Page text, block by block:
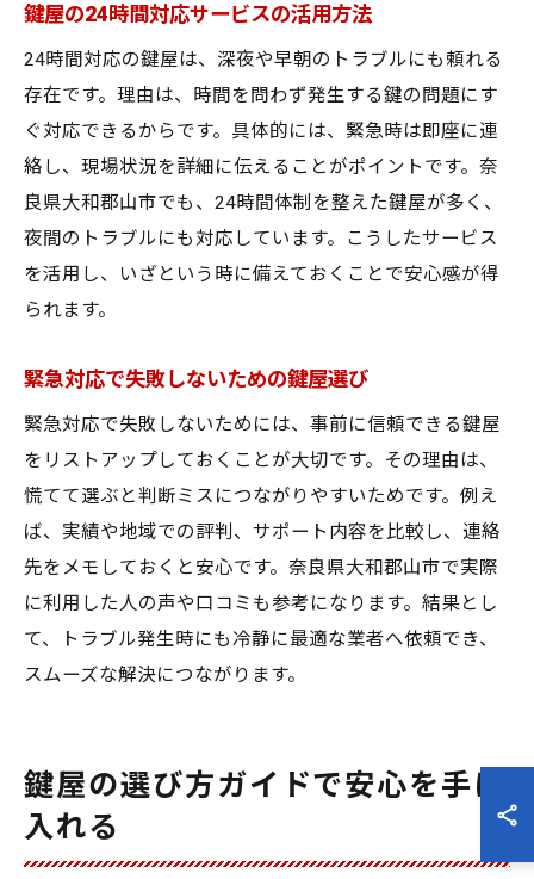
鍵屋の24時間対応サービスの活用方法
24時間対応の鍵屋は、深夜や早朝のトラブルにも頼れる
存在です。理由は、時間を問わず発生する鍵の問題にす
ぐ対応できるからです。具体的には、緊急時は即座に連
絡し、現場状況を詳細に伝えることがポイントです。奈
良県大和郡山市でも、24時間体制を整えた鍵屋が多く、
夜間のトラブルにも対応しています。こうしたサービス
を活用し、いざという時に備えておくことで安心感が得
られます。
緊急対応で失敗しないための鍵屋選び
緊急対応で失敗しないためには、事前に信頼できる鍵屋
をリストアップしておくことが大切です。その理由は、
慌てて選ぶと判断ミスにつながりやすいためです。例え
ば、実績や地域での評判、サポート内容を比較し、連絡
先をメモしておくと安心です。奈良県大和郡山市で実際
に利用した人の声や口コミも参考になります。結果とし
て、トラブル発生時にも冷静に最適な業者へ依頼でき、
スムーズな解決につながります。
鍵屋の選び方ガイドで安心を手に
入れる